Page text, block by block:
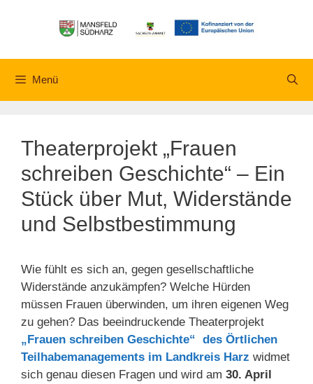
Menü
Theaterprojekt „Frauen
schreiben Geschichte“ – Ein
Stück über Mut, Widerstände
und Selbstbestimmung
Wie fühlt es sich an, gegen gesellschaftliche
Widerstände anzukämpfen? Welche Hürden
müssen Frauen überwinden, um ihren eigenen Weg
zu gehen? Das beeindruckende Theaterprojekt
„Frauen schreiben Geschichte“ des Örtlichen
Teilhabemanagements im Landkreis Harz widmet
sich genau diesen Fragen und wird am 30. April